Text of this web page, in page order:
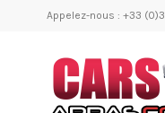
Appelez-nous : +33